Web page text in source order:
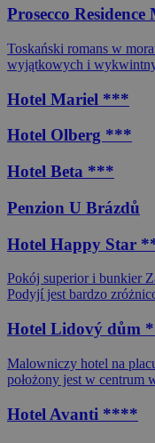
Prosecco
Toskański romans w
wyjątkowych i
Hotel Mariel ***
Hotel Olberg ***
Hotel Beta ***
Penzion U Brázdů
Hotel Happy Star
Pokój superior i bunkier
Podyjí jest bardzo
Hotel Lidový dům
Malowniczy hotel na
położony jest w centrum
Hotel Avanti ****